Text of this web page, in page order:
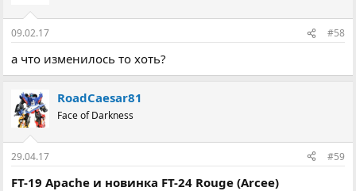
09.02.17 #58
а что изменилось то хоть?
RoadCaesar81
Face of Darkness
29.04.17 #59
FT-19 Apache и новинка FT-24 Rouge (Arcee)